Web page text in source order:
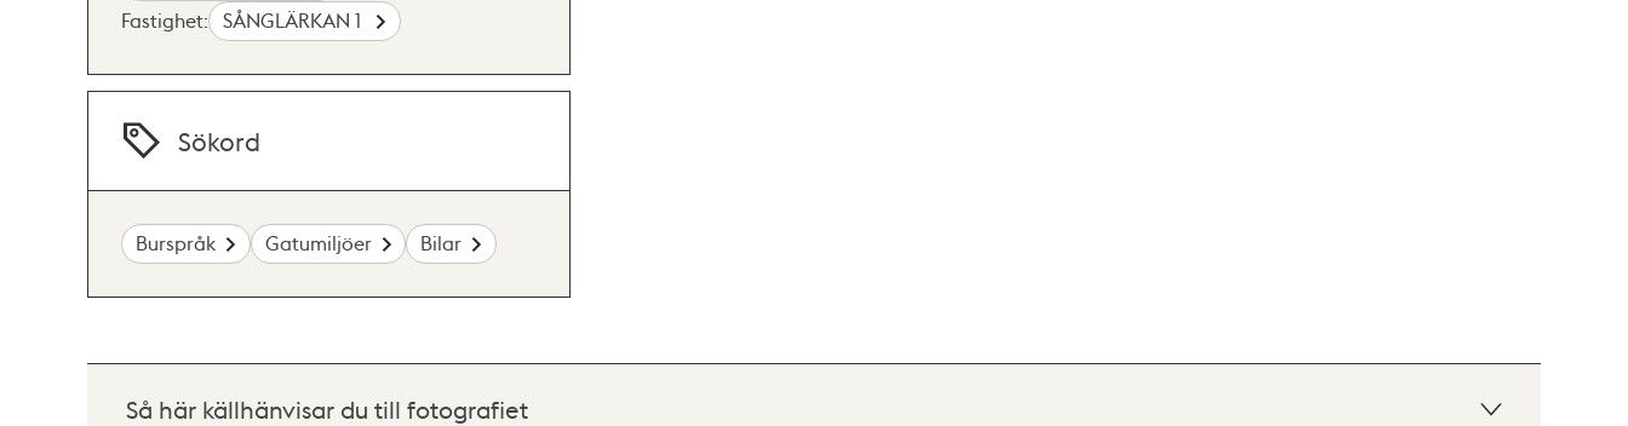
Fastighet:
SÅNGLÄRKAN 1
Sökord
Burspråk Gatumiljöer Bilar
Så här källhänvisar du till fotografiet